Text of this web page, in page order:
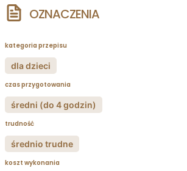
OZNACZENIA
kategoria przepisu
dla dzieci
czas przygotowania
średni (do 4 godzin)
trudność
średnio trudne
koszt wykonania